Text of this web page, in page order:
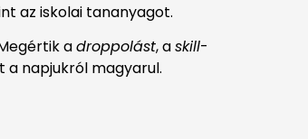
az iskolai tananyagot.
adroppolást, askill-
napjukról magyarul.